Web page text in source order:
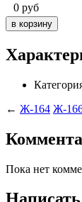
0 руб
← Ж-164 Ж-
Пока нет